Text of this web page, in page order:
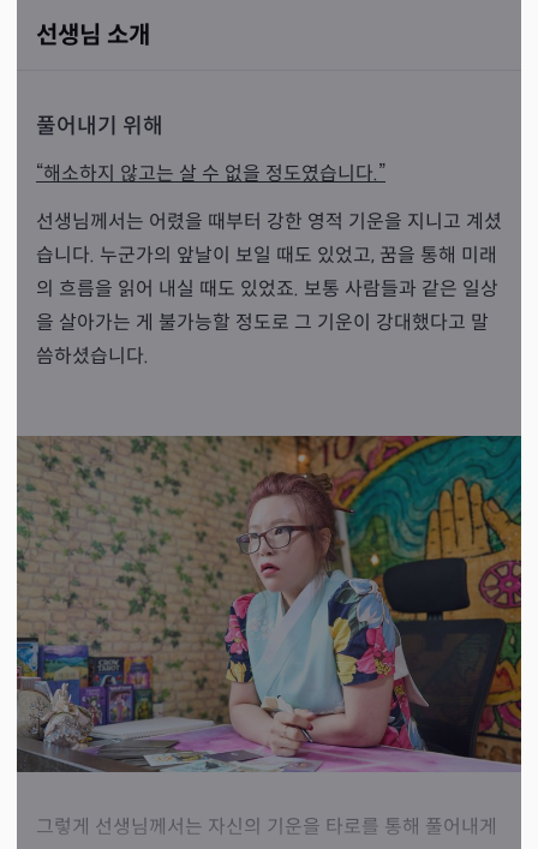
선생님 소개
풀어내기 위해
“해소하지 않고는 살 수 없을 정도였습니다.”
선생님께서는 어렸을 때부터 강한 영적 기운을 지니고 계셨
습니다. 누군가의 앞날이 보일 때도 있었고, 꿈을 통해 미래
의 흐름을 읽어 내실 때도 있었죠. 보통 사람들과 같은 일상
을 살아가는 게 불가능할 정도로 그 기운이 강대했다고 말
씀하셨습니다.
그렇게 선생님께서는 자신의 기운을 타로를 통해 풀어내게